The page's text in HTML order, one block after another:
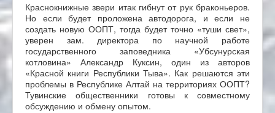
Краснокнижные звери итак гибнут от рук браконьеров.
Но если будет проложена автодорога, и если не
создать новую ООПТ, тогда будет точно «туши свет»,
уверен зам. директора по научной работе
государственного заповедника «Убсунурская
котловина» Александр Куксин, один из авторов
«Красной книги Республики Тыва». Как решаются эти
проблемы в Республике Алтай на территориях ООПТ?
Тувинские общественники готовы к совместному
обсуждению и обмену опытом.